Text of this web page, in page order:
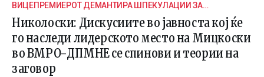
ВИЦЕПРЕМИЕРОТ ДЕМАНТИРА ШПЕКУЛАЦИИ ЗА
ВНАТРЕПАРТИСКИ ПОДЕЛБИ
Николоски: Дискусиите во јавноста кој ќе
го наследи лидерското место на Мицкоски
во ВМРО-ДПМНЕ се спинови и теории на
заговор